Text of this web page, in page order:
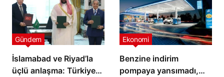
İslamabad ve Riyad’la
üçlü anlaşma: Türkiye
Gündem
Benzine indirim
pompaya yansımadı,
Ekonomi